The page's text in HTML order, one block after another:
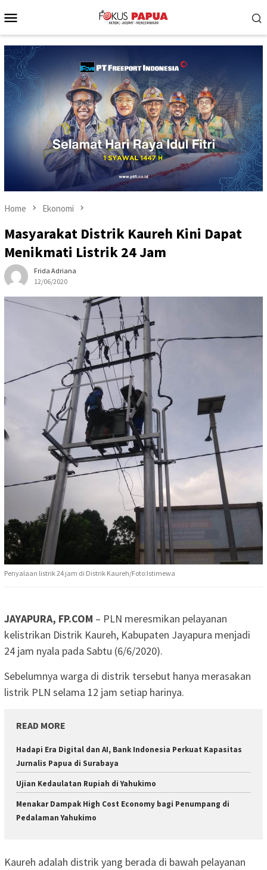
to
Menu
Home Ekonomi
Masyarakat Distrik Kaureh Kini Dapat
Menikmati Listrik 24 Jam
Frida Adriana
12/06/2020
Penyalaan listrik 24 jam di Distrik Kaureh/Foto:Istimewa
JAYAPURA, FP.COM – PLN meresmikan pelayanan
kelistrikan Distrik Kaureh, Kabupaten Jayapura menjadi
24 jam nyala pada Sabtu (6/6/2020).
Sebelumnya warga di distrik tersebut hanya merasakan
listrik PLN selama 12 jam setiap harinya.
READ MORE
Hadapi Era Digital dan AI, Bank Indonesia Perkuat Kapasitas
Jurnalis Papua di Surabaya
Ujian Kedaulatan Rupiah di Yahukimo
Menakar Dampak High Cost Economy bagi Penumpang di
Pedalaman Yahukimo
Kaureh adalah distrik yang berada di bawah pelayanan